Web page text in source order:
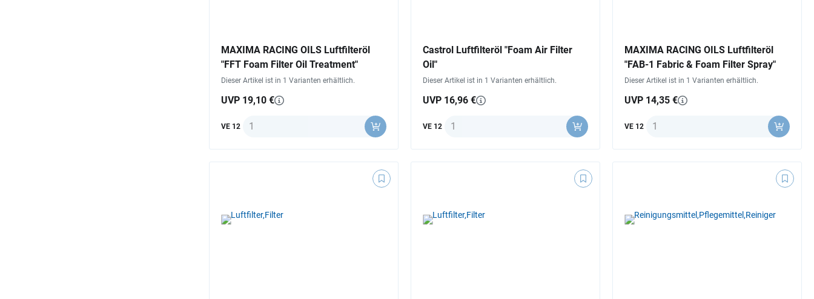
MAXIMA RACING OILS Luftfilteröl
"FFT Foam Filter Oil Treatment"
Dieser Artikel ist in 1 Varianten erhältlich.
UVP 19,10 €
VE 12 Anzahl
Castrol Luftfilteröl "Foam Air Filter
Oil"
Dieser Artikel ist in 1 Varianten erhältlich.
UVP 16,96 €
VE 12 Anzahl
MAXIMA RACING OILS Luftfilteröl
"FAB-1 Fabric & Foam Filter Spray"
Dieser Artikel ist in 1 Varianten erhältlich.
UVP 14,35 €
VE 12 Anzahl